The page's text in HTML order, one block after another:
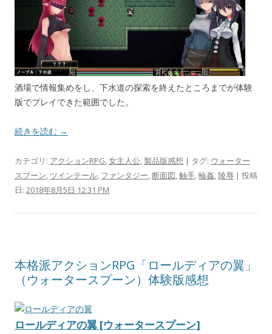
酒場で情報集めをし、下水道の探索を終えたところまでが体験
版でプレイできた範囲でした。
続きを読む →
カテゴリ: アクションRPG,女主人公,製品版感想 | タグ: ウォーター
スプーン, ツインテール, ファンタジー,断面図,触手,輪姦,陵辱 | 投稿
日: 2018年8月5日 12:31 PM
本格派アクションRPG「ロールディアの翼」
（ウォータースプーン）体験版感想
ロールディアの翼 [ウォータースプーン]